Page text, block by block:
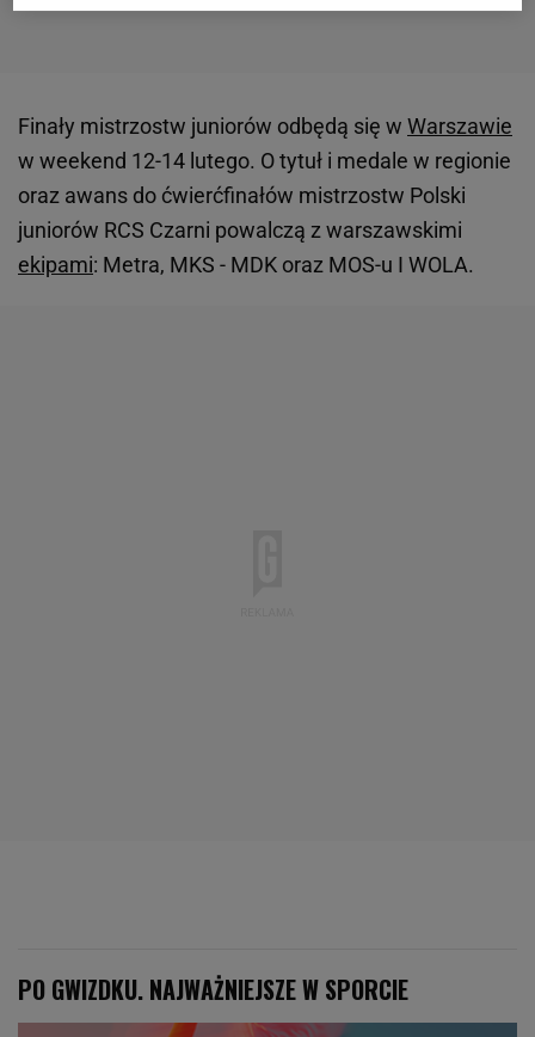
Finały mistrzostw juniorów odbędą się w Warszawie
w weekend 12-14 lutego. O tytuł i medale w regionie
oraz awans do ćwierćfinałów mistrzostw Polski
juniorów RCS Czarni powalczą z warszawskimi
ekipami: Metra, MKS - MDK oraz MOS-u I WOLA.